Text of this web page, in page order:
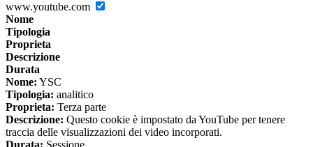
www.youtube.com
Nome
Tipologia
Proprieta
Descrizione
Durata
Nome: YSC
Tipologia: analitico
Proprieta: Terza parte
Descrizione: Questo cookie è impostato da YouTube per tenere
traccia delle visualizzazioni dei video incorporati.